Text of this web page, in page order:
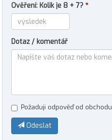
Ověření: Kolik je 8 + 7? *
Dotaz / komentář
Požaduji odpověď od obchodu
Odeslat